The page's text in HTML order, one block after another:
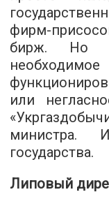
фирм-
бирж. Но
или
министра.
государства.
Липовый